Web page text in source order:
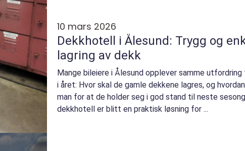
10 mars 2026
Dekkhotell i Ålesund: Trygg og
lagring av dekk
Mange bileiere i Ålesund opplever samme utfordring
i året: Hvor skal de gamle dekkene lagres, og
man for at de holder seg i god stand til neste
dekkhotell er blitt en praktisk løsning for ...